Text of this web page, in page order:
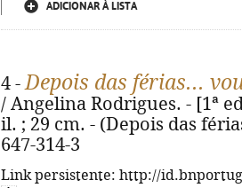
ADICIONAR À LISTA
4 -Depois das férias...
/ Angelina Rodrigues. - [1ª
il. ; 29 cm. - (Depois das
647-314-3
Link persistente: http://